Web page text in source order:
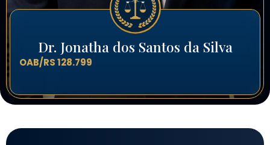
Dr. Jonatha dos Santos da Silva
OAB/RS 128.799